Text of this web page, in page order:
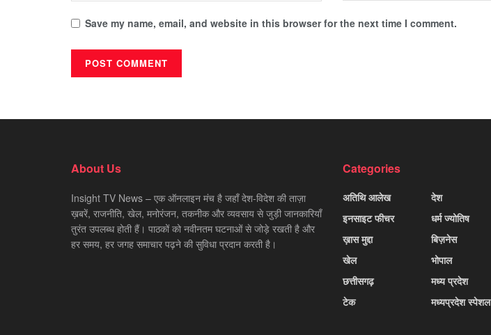
Save my name, email, and website in this browser for the next time I comment.
About Us
Insight TV News – एक ऑनलाइन मंच है जहाँ देश-विदेश की ताज़ा
ख़बरें, राजनीति, खेल, मनोरंजन, तकनीक और व्यवसाय से जुड़ी जानकारियाँ
तुरंत उपलब्ध होती हैं। पाठकों को नवीनतम घटनाओं से जोड़े रखती है और
हर समय, हर जगह समाचार पढ़ने की सुविधा प्रदान करती है।
Categories
अतिथि आलेख
इनसाइट फीचर
ख़ास मुद्दा
खेल
छत्तीसगढ़
टेक
देश
धर्म ज्योतिष
बिज़नेस
भोपाल
मध्य प्रदेश
मध्यप्रदेश स्पेशल